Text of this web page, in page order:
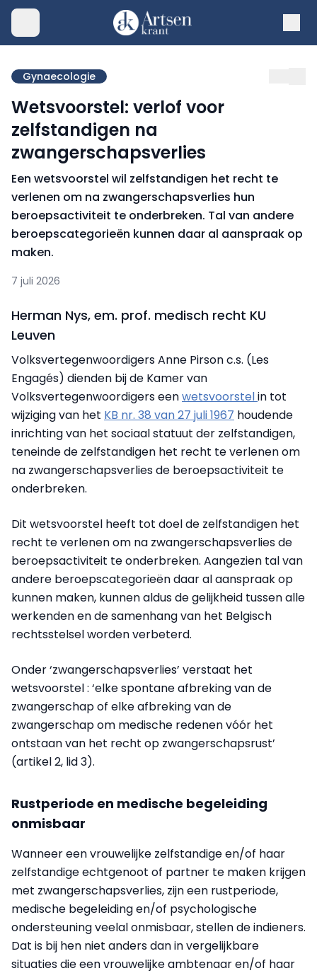
Gynaecologie
Wetsvoorstel: verlof voor
zelfstandigen na
zwangerschapsverlies
Een wetsvoorstel wil zelfstandigen het recht te
verlenen om na zwangerschapsverlies hun
beroepsactiviteit te onderbreken. Tal van andere
beroepscategorieën kunnen daar al aanspraak op
maken.
7 juli 2026
Herman Nys, em. prof. medisch recht KU
Leuven
Volksvertegenwoordigers Anne Pirson c.s. (Les
Engagés) dienden bij de Kamer van
Volksvertegenwoordigers eenwetsvoorstelin tot
wijziging van het KB nr. 38 van 27 juli 1967 houdende
inrichting van het sociaal statuut der zelfstandigen,
teneinde de zelfstandigen het recht te verlenen om
na zwangerschapsverlies de beroepsactiviteit te
onderbreken.
Dit wetsvoorstel heeft tot doel de zelfstandigen het
recht te verlenen om na zwangerschapsverlies de
beroepsactiviteit te onderbreken. Aangezien tal van
andere beroepscategorieën daar al aanspraak op
kunnen maken, kunnen aldus de gelijkheid tussen alle
werkenden en de samenhang van het Belgisch
rechtsstelsel worden verbeterd.
Onder ‘zwangerschapsverlies’ verstaat het
wetsvoorstel : ‘elke spontane afbreking van de
zwangerschap of elke afbreking van de
zwangerschap om medische redenen vóór het
ontstaan van het recht op zwangerschapsrust’
(artikel 2, lid 3).
Rustperiode en medische begeleiding
onmisbaar
Wanneer een vrouwelijke zelfstandige en/of haar
zelfstandige echtgenoot of partner te maken krijgen
met zwangerschapsverlies, zijn een rustperiode,
medische begeleiding en/of psychologische
ondersteuning veelal onmisbaar, stellen de indieners.
Dat is bij hen niet anders dan in vergelijkbare
situaties die een vrouwelijke ambtenaar en/of haar